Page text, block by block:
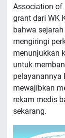
Association of
grant dari WK
bahwa
mengiringi
menunjukkan
untuk
pelayanannya
mewajibkan
rekam medis
sekarang.